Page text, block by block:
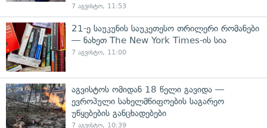
7 აგვისტო, 11:53
21-ე საუკუნის საუკეთესო თრილერი რომანები
— ნახეთ The New York Times-ის სია
7 აგვისტო, 11:00
აგვისტოს ომიდან 18 წელი გავიდა —
ევროპული სახელმწიფოების საგარეო
უწყებების განცხადებები
7 აგვისტო, 10:39